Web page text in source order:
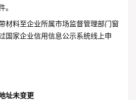
。
材料至企业所属市场监督管理部门窗
国家企业信用信息公示系统线上申
址未变更